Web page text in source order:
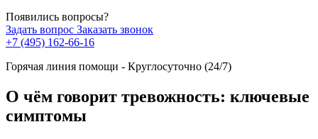
Появились вопросы?
Задать вопрос Заказать звонок
+7 (495) 162-66-16
Горячая линия помощи - Круглосуточно (24/7)
О чём говорит тревожность: ключевые
симптомы